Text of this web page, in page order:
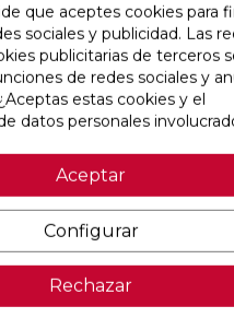
que te puede
TAU
CORTEN A
NATURAL
30X60
RECTIFICADO
Ref:
TAU
que aceptes cookies para
sociales y publicidad. Las
publicitarias de terceros
de redes sociales y
estas cookies y el
datos personales
Aceptar
Configurar
Rechazar